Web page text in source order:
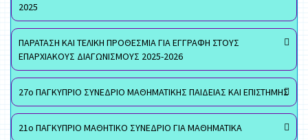
2025
ΠΑΡΑΤΑΣΗ ΚΑΙ ΤΕΛΙΚΗ ΠΡΟΘΕΣΜΙΑ ΓΙΑ ΕΓΓΡΑΦΗ ΣΤΟΥΣ
ΕΠΑΡΧΙΑΚΟΥΣ ΔΙΑΓΩΝΙΣΜΟΥΣ 2025-2026
27ο ΠΑΓΚΥΠΡΙΟ ΣΥΝΕΔΡΙΟ ΜΑΘΗΜΑΤΙΚΗΣ ΠΑΙΔΕΙΑΣ ΚΑΙ ΕΠΙΣΤΗΜΗΣ
21ο ΠΑΓΚΥΠΡΙΟ ΜΑΘΗΤΙΚΟ ΣΥΝΕΔΡΙΟ ΓΙΑ ΜΑΘΗΜΑΤΙΚΑ